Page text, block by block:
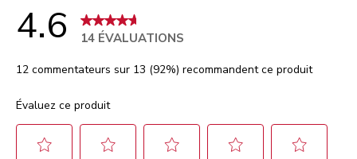
4.6 14 ÉVALUATIONS
12 commentateurs sur 13 (92%) recommandent ce produit
Évaluez ce produit